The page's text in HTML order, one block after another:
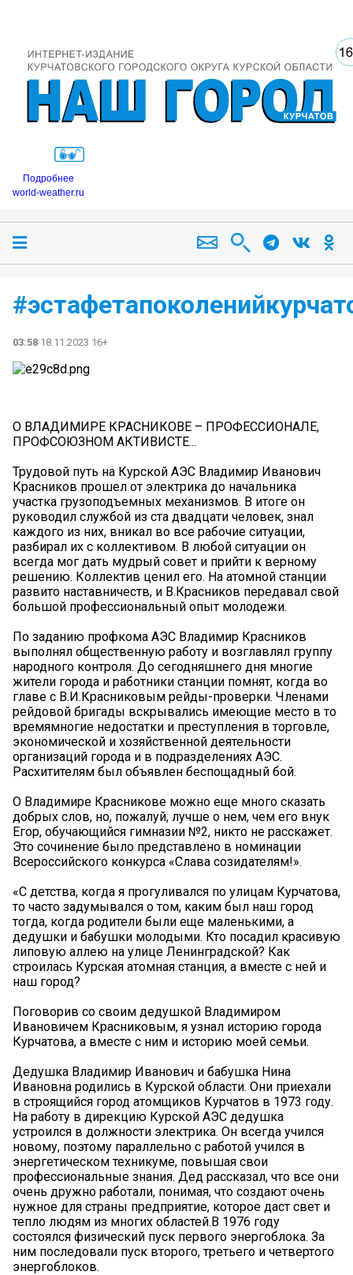
Подробнее
world-weather.ru
03:58 18.11.2023 16+
О ВЛАДИМИРЕ КРАСНИКОВЕ – ПРОФЕССИОНАЛЕ,
ПРОФСОЮЗНОМ АКТИВИСТЕ...
Трудовой путь на Курской АЭС Владимир Иванович
Красников прошел от электрика до начальника
участка грузоподъемных механизмов. В итоге он
руководил службой из ста двадцати человек, знал
каждого из них, вникал во все рабочие ситуации,
разбирал их с коллективом. В любой ситуации он
всегда мог дать мудрый совет и прийти к верному
решению. Коллектив ценил его. На атомной станции
развито наставничеств, и В.Красников передавал свой
большой профессиональный опыт молодежи.
По заданию профкома АЭС Владимир Красников
выполнял общественную работу и возглавлял группу
народного контроля. До сегодняшнего дня многие
жители города и работники станции помнят, когда во
главе с В.И.Красниковым рейды-проверки. Членами
рейдовой бригады вскрывались имеющие место в то
времямногие недостатки и преступления в торговле,
экономической и хозяйственной деятельности
организаций города и в подразделениях АЭС.
Расхитителям был объявлен беспощадный бой.
О Владимире Красникове можно еще много сказать
добрых слов, но, пожалуй, лучше о нем, чем его внук
Егор, обучающийся гимназии №2, никто не расскажет.
Это сочинение было представлено в номинации
Всероссийского конкурса «Слава созидателям!».
«С детства, когда я прогуливался по улицам Курчатова,
то часто задумывался о том, каким был наш город
тогда, когда родители были еще маленькими, а
дедушки и бабушки молодыми. Кто посадил красивую
липовую аллею на улице Ленинградской? Как
строилась Курская атомная станция, а вместе с ней и
наш город?
Поговорив со своим дедушкой Владимиром
Ивановичем Красниковым, я узнал историю города
Курчатова, а вместе с ним и историю моей семьи.
Дедушка Владимир Иванович и бабушка Нина
Ивановна родились в Курской области. Они приехали
в строящийся город атомщиков Курчатов в 1973 году.
На работу в дирекцию Курской АЭС дедушка
устроился в должности электрика. Он всегда учился
новому, поэтому параллельно с работой учился в
энергетическом техникуме, повышая свои
профессиональные знания. Дед рассказал, что все они
очень дружно работали, понимая, что создают очень
нужное для страны предприятие, которое даст свет и
тепло людям из многих областей.В 1976 году
состоялся физический пуск первого энергоблока. За
ним последовали пуск второго, третьего и четвертого
энергоблоков.